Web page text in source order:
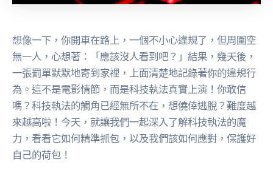
想像一下，你開車在路上，一個不小心違規了，但周圍空
無一人，心想著：「應該沒人看到吧？」結果，幾天後，
一張罰單默默地寄到家裡，上面清楚地記錄著你的違規行
為。這不是電影情節，而是科技執法真實上演！你敢信
嗎？科技執法的觸角已經無所不在，想僥倖逃脫？難度越
來越高啦！今天，就讓我們一起深入了解科技執法的魔
力，看看它如何精準抓包，以及我們該如何應對，保護好
自己的荷包！